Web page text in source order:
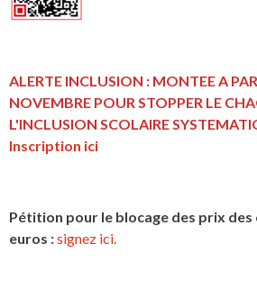
ALERTE INCLUSION : MONTEE A
NOVEMBRE POUR STOPPER LE
L'INCLUSION SCOLAIRE
Inscription ici
Pétition pour le blocage des prix des
euros :signez ici.